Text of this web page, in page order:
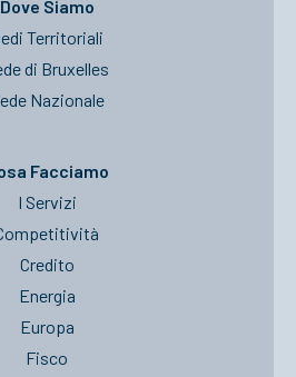
Dove Siamo
Territoriali
di Bruxelles
Nazionale
Facciamo
I Servizi
Credito
Energia
Europa
Fisco